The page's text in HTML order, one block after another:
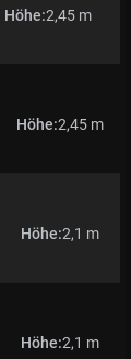
Höhe:2,45 m
Höhe:2,45 m
Höhe:2,1 m
Höhe:2,1 m